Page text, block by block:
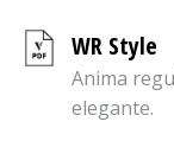
WR Style
Anima
elegante.